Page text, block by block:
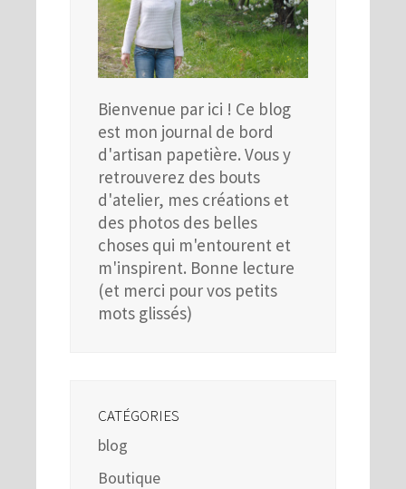
Bienvenue par ici ! Ce blog
est mon journal de bord
d'artisan papetière. Vous y
retrouverez des bouts
d'atelier, mes créations et
des photos des belles
choses qui m'entourent et
m'inspirent. Bonne lecture
(et merci pour vos petits
mots glissés)
CATÉGORIES
blog
Boutique